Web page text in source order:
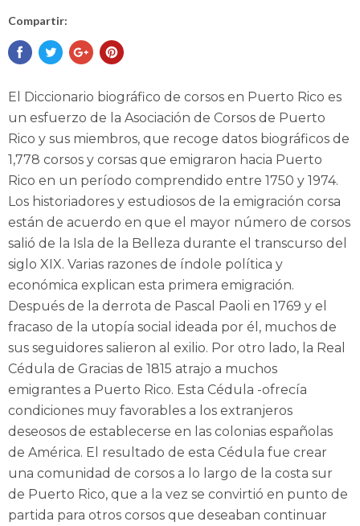
Compartir:
El Diccionario biográfico de corsos en Puerto Rico es
un esfuerzo de la Asociación de Corsos de Puerto
Rico y sus miembros, que recoge datos biográficos de
1,778 corsos y corsas que emigraron hacia Puerto
Rico en un período comprendido entre 1750 y 1974.
Los historiadores y estudiosos de la emigración corsa
están de acuerdo en que el mayor número de corsos
salió de la Isla de la Belleza durante el transcurso del
siglo XIX. Varias razones de índole política y
económica explican esta primera emigración.
Después de la derrota de Pascal Paoli en 1769 y el
fracaso de la utopía social ideada por él, muchos de
sus seguidores salieron al exilio. Por otro lado, la Real
Cédula de Gracias de 1815 atrajo a muchos
emigrantes a Puerto Rico. Esta Cédula -ofrecía
condiciones muy favorables a los extranjeros
deseosos de establecerse en las colonias españolas
de América. El resultado de esta Cédula fue crear
una comunidad de corsos a lo largo de la costa sur
de Puerto Rico, que a la vez se convirtió en punto de
partida para otros corsos que deseaban continuar